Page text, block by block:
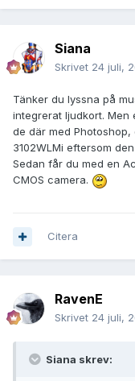
Siana
Skrivet 24 juli,
Tänker du lyssna på
integrerat ljudkort. Men
de där med
3102WLMi eftersom
Sedan får du med en
CMOS camera.
Citera
RavenE
Skrivet 24 juli,
Siana skrev: